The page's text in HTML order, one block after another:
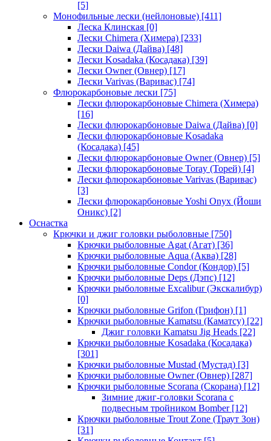
[5]
Монофильные лески (нейлоновые) [411]
Леска Клинская [0]
Лески Chimera (Химера) [233]
Лески Daiwa (Дайва) [48]
Лески Kosadaka (Косадака) [39]
Лески Owner (Овнер) [17]
Лески Varivas (Варивас) [74]
Флюрокарбоновые лески [75]
Лески флюрокарбоновые Chimera (Химера)
[16]
Лески флюрокарбоновые Daiwa (Дайва) [0]
Лески флюрокарбоновые Kosadaka
(Косадака) [45]
Лески флюрокарбоновые Owner (Овнер) [5]
Лески флюрокарбоновые Toray (Торей) [4]
Лески флюрокарбоновые Varivas (Варивас)
[3]
Лески флюрокарбоновые Yoshi Onyx (Йоши
Оникс) [2]
Оснастка
Крючки и джиг головки рыболовные [750]
Крючки рыболовные Agat (Агат) [36]
Крючки рыболовные Aqua (Аква) [28]
Крючки рыболовные Condor (Кондор) [5]
Крючки рыболовные Deps (Дэпс) [12]
Крючки рыболовные Excalibur (Экскалибур)
[0]
Крючки рыболовные Grifon (Грифон) [1]
Крючки рыболовные Kamatsu (Каматсу) [22]
Джиг головки Kamatsu Jig Heads [22]
Крючки рыболовные Kosadaka (Косадака)
[301]
Крючки рыболовные Mustad (Мустад) [3]
Крючки рыболовные Owner (Овнер) [287]
Крючки рыболовные Scorana (Скорана) [12]
Зимние джиг-головки Scorana с
подвесным тройником Bomber[12]
Крючки рыболовные Trout Zone (Траут Зон)
[31]